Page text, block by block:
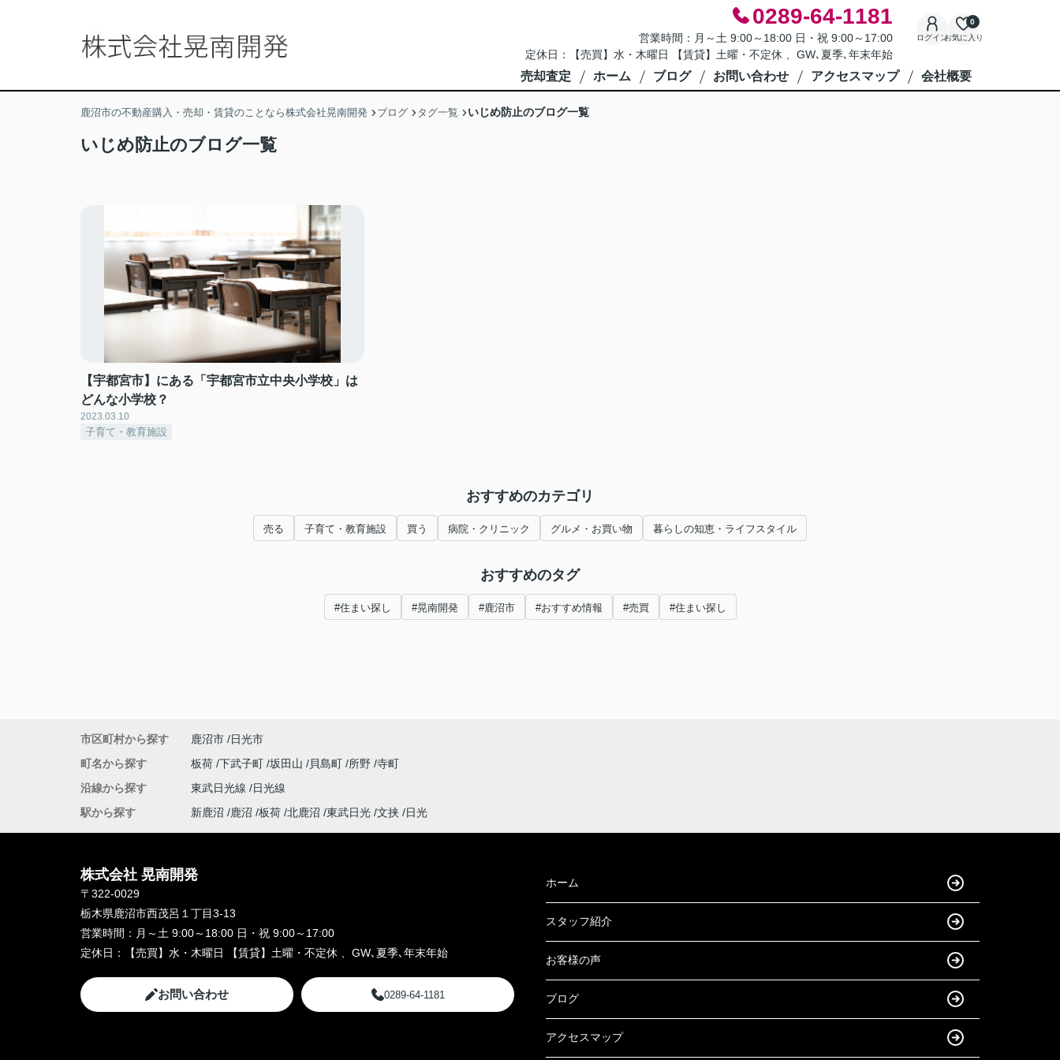
0289-64-1181
営業時間：月～土 9:00～18:00 日・祝 9:00～17:00
定休日：【売買】水・木曜日 【賃貸】土曜・不定休 、GW､夏季､年末年始
ログインお気に入り
0
売却査定 ホーム ブログ お問い合わせ アクセスマップ 会社概要
鹿沼市の不動産購入・売却・賃貸のことなら株式会社晃南開発 ブログ タグ一覧 いじめ防止のブログ一覧
いじめ防止のブログ一覧
【宇都宮市】にある「宇都宮市立中央小学校」は
どんな小学校？
2023.03.10
子育て・教育施設
おすすめのカテゴリ
売る 子育て・教育施設 買う 病院・クリニック グルメ・お買い物 暮らしの知恵・ライフスタイル
おすすめのタグ
#住まい探し #晃南開発 #鹿沼市 #おすすめ情報 #売買 #住まい探し
市区町村から探す 鹿沼市
日光市
町名から探す
板荷 下武子町 坂田山 貝島町 所野 寺町
沿線から探す
東武日光線
日光線
駅から探す
新鹿沼 鹿沼 板荷 北鹿沼 東武日光 文挟 日光
株式会社 晃南開発
〒322-0029
栃木県鹿沼市西茂呂１丁目3-13
営業時間： 月～土 9:00～18:00 日・祝 9:00～17:00
定休日：
【売買】水・木曜日 【賃貸】土曜・不定休 、GW､夏季､年末年始
お問い合わせ 0289-64-1181
ホーム
スタッフ紹介
お客様の声
ブログ
アクセスマップ